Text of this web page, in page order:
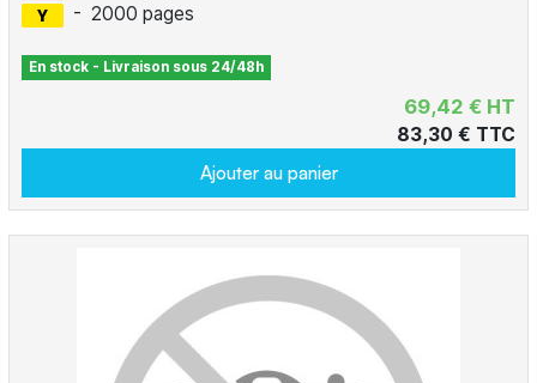
- 2000 pages
En stock - Livraison sous 24/48h
69,42 € HT
83,30 € TTC
Ajouter au panier